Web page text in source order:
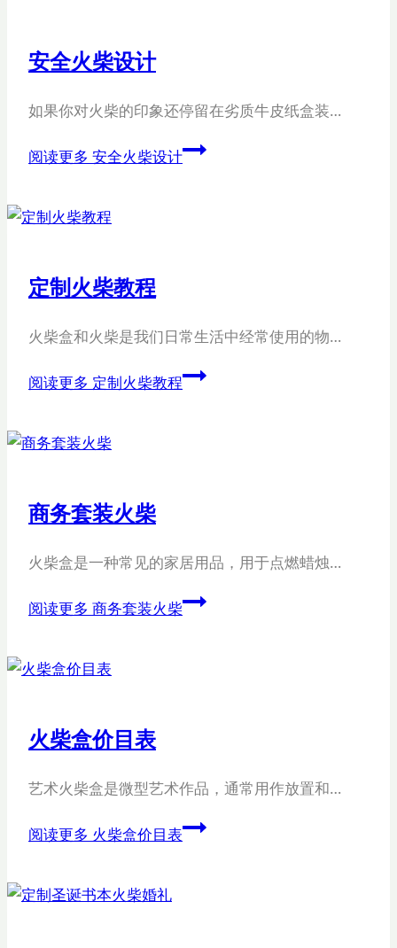
安全火柴设计
如果你对火柴的印象还停留在劣质牛皮纸盒装…
阅读更多 安全火柴设计
定制火柴教程
火柴盒和火柴是我们日常生活中经常使用的物…
阅读更多 定制火柴教程
商务套装火柴
火柴盒是一种常见的家居用品，用于点燃蜡烛…
阅读更多 商务套装火柴
火柴盒价目表
艺术火柴盒是微型艺术作品，通常用作放置和…
阅读更多 火柴盒价目表